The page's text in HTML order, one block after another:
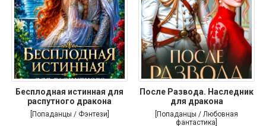
Бесплодная истинная для
распутного дракона
[Попаданцы / Фэнтези]
После Развода. Наследник
для дракона
[Попаданцы / Любовная
фантастика]